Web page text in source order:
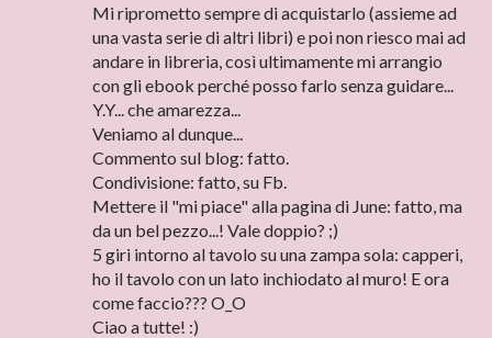
Mi riprometto sempre di acquistarlo (assieme ad
una vasta serie di altri libri) e poi non riesco mai ad
andare in libreria, così ultimamente mi arrangio
con gli ebook perché posso farlo senza guidare...
Y.Y... che amarezza...
Veniamo al dunque...
Commento sul blog: fatto.
Condivisione: fatto, su Fb.
Mettere il "mi piace" alla pagina di June: fatto, ma
da un bel pezzo...! Vale doppio? ;)
5 giri intorno al tavolo su una zampa sola: capperi,
ho il tavolo con un lato inchiodato al muro! E ora
come faccio??? O_O
Ciao a tutte! :)